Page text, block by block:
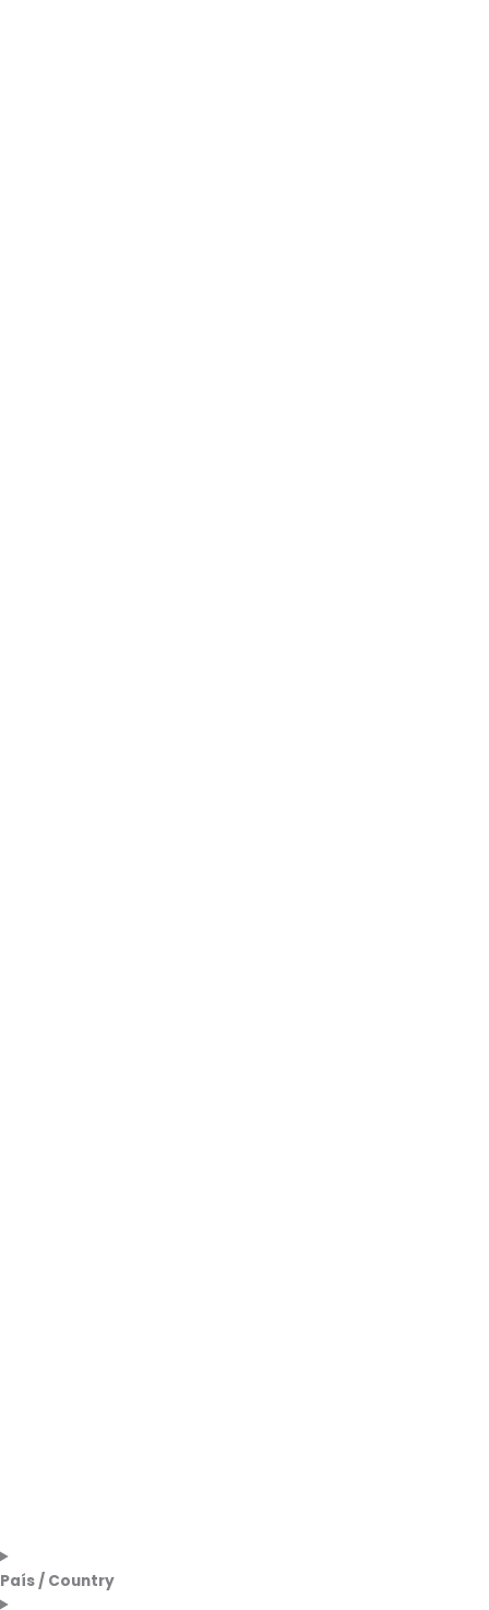
País / Country